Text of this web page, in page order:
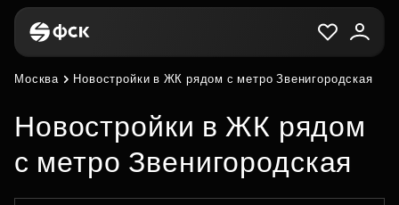
Москва Новостройки в ЖК рядом с метро Звенигородская
Новостройки в ЖК рядом
с метро Звенигородская